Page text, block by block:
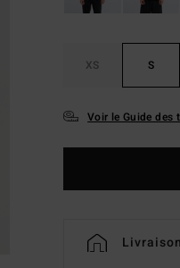
XS S
Voir le Guide des